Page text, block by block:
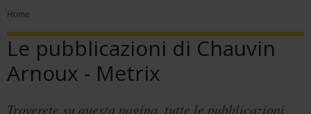
Home
Le pubblicazioni di Chauvin
Arnoux - Metrix
Troverete su questa pagina, tutte le pubblicazioni